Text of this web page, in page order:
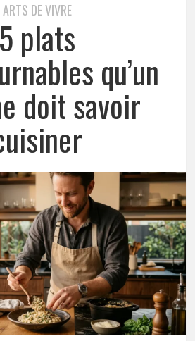
ARTS DE VIVRE
5 plats
qu’un
doit savoir